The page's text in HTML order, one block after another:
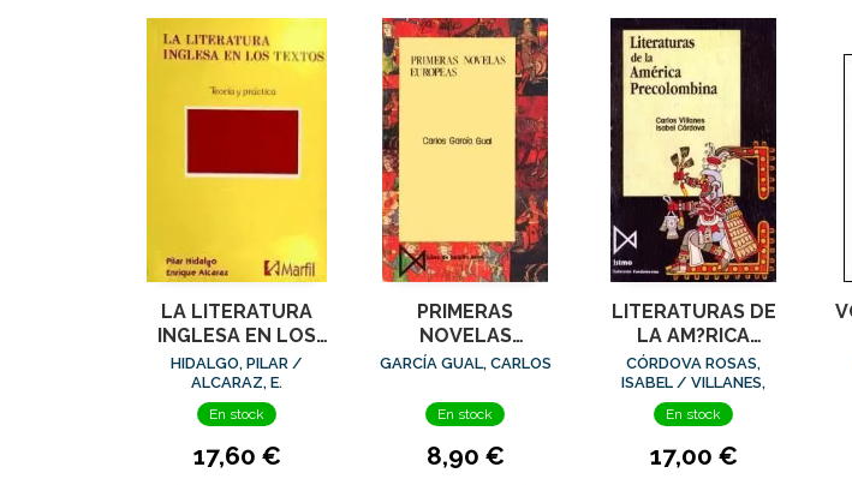
LA LITERATURA
INGLESA EN LOS
TEXTOS
HIDALGO, PILAR /
ALCARAZ, E.
En stock
17,60 €
PRIMERAS
NOVELAS
EUROPEAS
GARCÍA GUAL, CARLOS
En stock
8,90 €
LITERATURAS DE
LA AM?RICA
PRECOLOMBINA
CÓRDOVA ROSAS,
ISABEL / VILLANES,
CARLOS
En stock
17,00 €